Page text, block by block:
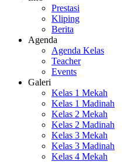
Prestasi
Kliping
Berita
Agenda
Agenda Kelas
Teacher
Events
Galeri
Kelas 1 Mekah
Kelas 1 Madinah
Kelas 2 Mekah
Kelas 2 Madinah
Kelas 3 Mekah
Kelas 3 Madinah
Kelas 4 Mekah